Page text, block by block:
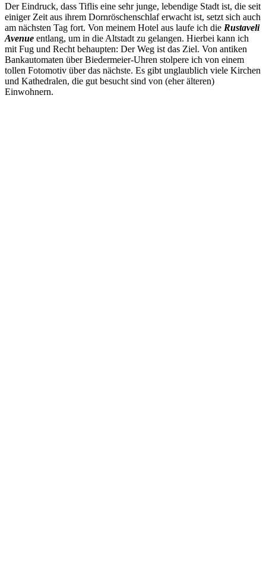
Der Eindruck, dass Tiflis eine sehr junge, lebendige Stadt ist, die seit
einiger Zeit aus ihrem Dornröschenschlaf erwacht ist, setzt sich auch
am nächsten Tag fort. Von meinem Hotel aus laufe ich die Rustaveli
Avenue entlang, um in die Altstadt zu gelangen. Hierbei kann ich
mit Fug und Recht behaupten: Der Weg ist das Ziel. Von antiken
Bankautomaten über Biedermeier-Uhren stolpere ich von einem
tollen Fotomotiv über das nächste. Es gibt unglaublich viele Kirchen
und Kathedralen, die gut besucht sind von (eher älteren)
Einwohnern.